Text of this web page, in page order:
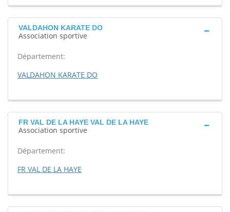
VALDAHON KARATE DO
Association sportive
Département:
VALDAHON KARATE DO
FR VAL DE LA HAYE VAL DE LA HAYE
Association sportive
Département:
FR VAL DE LA HAYE